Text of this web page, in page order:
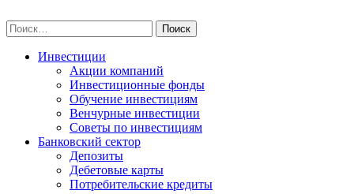
to
content
Найти:
Инвестиции
Акции компаний
Инвестиционные фонды
Обучение инвестициям
Венчурные инвестиции
Советы по инвестициям
Банковский сектор
Депозиты
Дебетовые карты
Потребительские кредиты